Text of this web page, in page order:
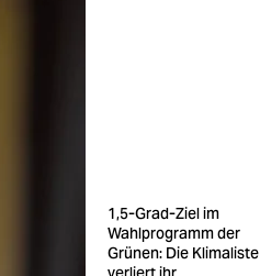
1,5-Grad-Ziel im
Wahlprogramm der
Grünen: Die Klimaliste